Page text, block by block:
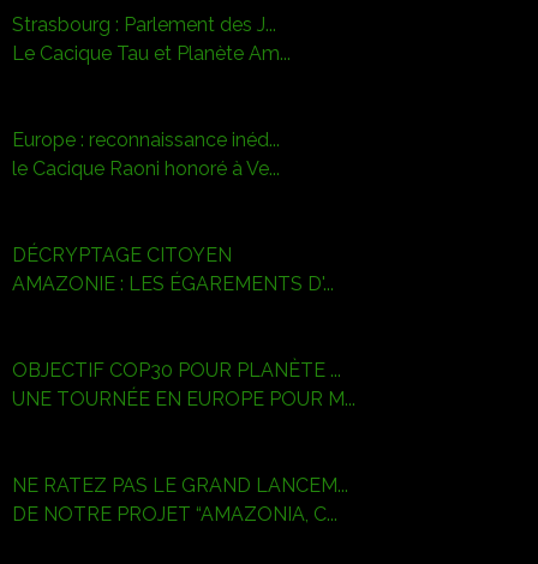
Strasbourg : Parlement des J...
Le Cacique Tau et Planète Am...
Europe : reconnaissance inéd...
le Cacique Raoni honoré à Ve...
DÉCRYPTAGE CITOYEN
AMAZONIE : LES ÉGAREMENTS D'...
OBJECTIF COP30 POUR PLANÈTE ...
UNE TOURNÉE EN EUROPE POUR M...
NE RATEZ PAS LE GRAND LANCEM...
DE NOTRE PROJET “AMAZONIA, C...